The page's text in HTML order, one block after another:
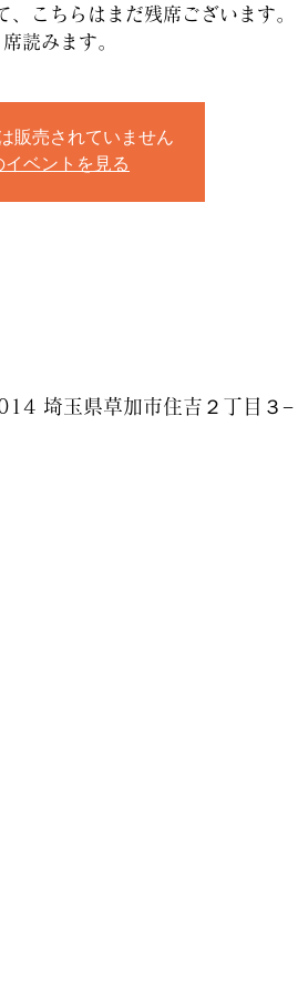
、こちらはまだ残席ございます。
席読みます。
販売されていません
イベントを見る
埼玉県草加市住吉２丁目３−